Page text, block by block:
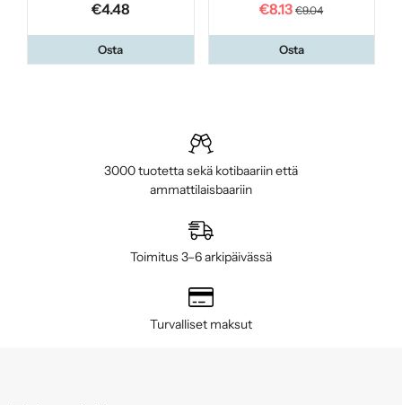
€4.48
Osta
€8.13 €9.04
Osta
3000 tuotetta sekä kotibaariin että
ammattilaisbaariin
Toimitus 3–6 arkipäivässä
Turvalliset maksut